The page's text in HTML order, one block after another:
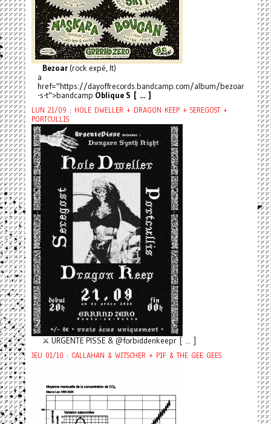
Bezoar(rock expé, It)
a
href="https://dayoffrecords.bandcamp.com/album/bezoar
-s-t">bandcamp Oblique S [ ... ]
LUN 21/09 : HOLE DWELLER + DRAGON KEEP + SEREGOST +
PORTCULLIS
⚔️ URGENTE PISSE & @forbiddenkeepr [ ... ]
JEU 01/10 : CALLAHAN & WITSCHER + PIF & THE GEE GEES